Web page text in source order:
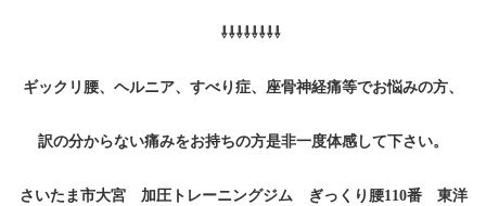
⇩⇩⇩⇩⇩⇩⇩⇩
ギックリ腰、ヘルニア、すべり症、座骨神経痛等でお悩みの方、
訳の分からない痛みをお持ちの方是非一度体感して下さい。
さいたま市大宮 加圧トレーニングジム ぎっくり腰110番 東洋